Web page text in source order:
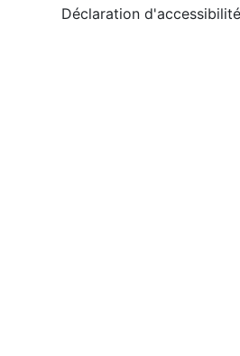
Déclaration